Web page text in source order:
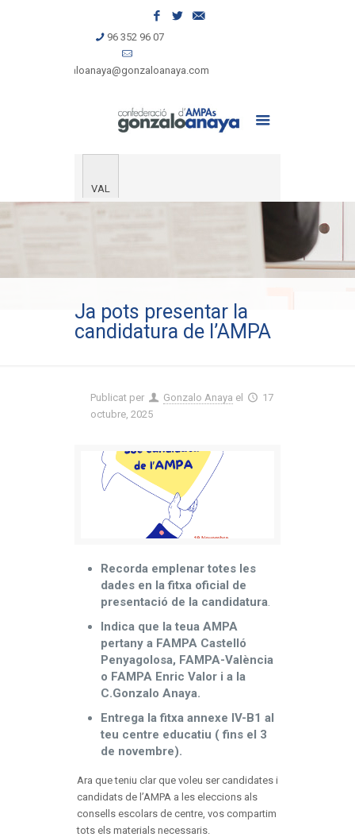
96 352 96 07
gonzaloanaya@gonzaloanaya.com
VAL
Ja pots presentar la
candidatura de l’AMPA
Publicat per Gonzalo Anaya el
17
octubre, 2025
Recorda emplenar totes les
dades en la fitxa oficial de
presentació de la candidatura
Indica que la teua AMPA
pertany a FAMPA Castelló
Penyagolosa, FAMPA-València
o FAMPA Enric Valor i a la
C.Gonzalo Anaya.
Entrega la fitxa annexe IV-B1 al
teu centre educatiu ( fins el 3
de novembre).
Ara que teniu clar que voleu ser candidates i
candidats de l’AMPA a les eleccions als
consells escolars de centre, vos compartim
tots els materials necessaris.